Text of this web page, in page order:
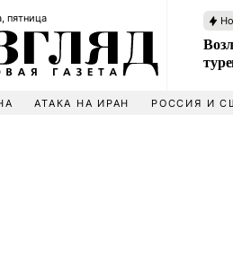
пятница
АТАКА НА ИРАН РОССИЯ И